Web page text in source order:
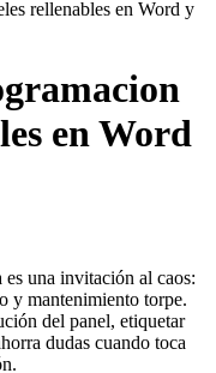
rellenables en Word y
en Word
una invitación al caos:
y mantenimiento torpe.
del panel, etiquetar
dudas cuando toca